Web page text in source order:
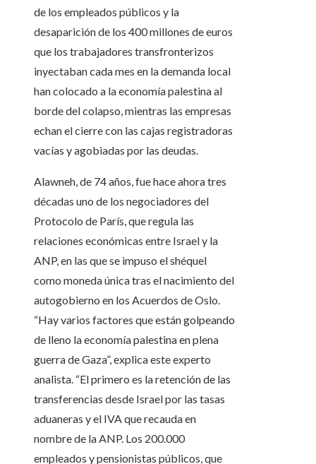
de los empleados públicos y la
desaparición de los 400 millones de euros
que los trabajadores transfronterizos
inyectaban cada mes en la demanda local
han colocado a la economía palestina al
borde del colapso, mientras las empresas
echan el cierre con las cajas registradoras
vacías y agobiadas por las deudas.
Alawneh, de 74 años, fue hace ahora tres
décadas uno de los negociadores del
Protocolo de París, que regula las
relaciones económicas entre Israel y la
ANP, en las que se impuso el shéquel
como moneda única tras el nacimiento del
autogobierno en los Acuerdos de Oslo.
“Hay varios factores que están golpeando
de lleno la economía palestina en plena
guerra de Gaza”, explica este experto
analista. “El primero es la retención de las
transferencias desde Israel por las tasas
aduaneras y el IVA que recauda en
nombre de la ANP. Los 200.000
empleados y pensionistas públicos, que